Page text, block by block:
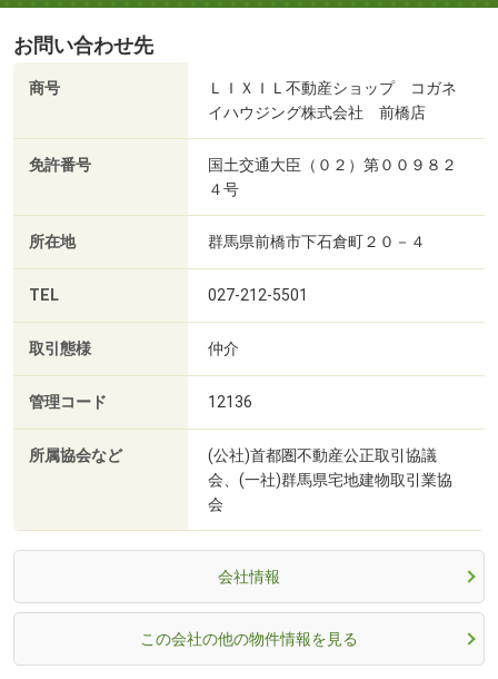
お問い合わせ先
商号
ＬＩＸＩＬ不動産ショップ コガネ
イハウジング株式会社 前橋店
免許番号
国土交通大臣（０２）第００９８２
４号
所在地 群馬県前橋市下石倉町２０－４
TEL 027-212-5501
取引態様 仲介
管理コード 12136
所属協会など
(公社)首都圏不動産公正取引協議
会、(一社)群馬県宅地建物取引業協
会
会社情報
この会社の他の物件情報を見る